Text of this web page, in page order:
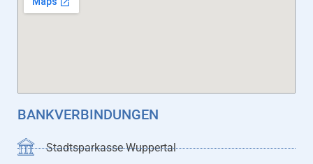
BANKVERBINDUNGEN
Stadtsparkasse Wuppertal